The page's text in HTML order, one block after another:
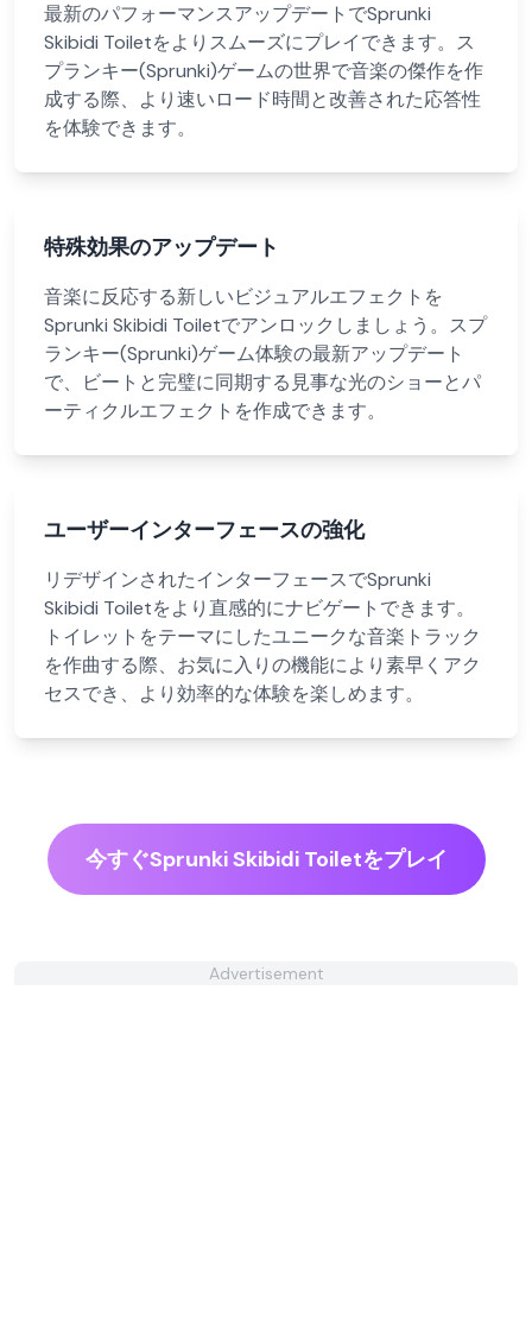
最新のパフォーマンスアップデートでSprunki
Skibidi Toiletをよりスムーズにプレイできます。ス
プランキー(Sprunki)ゲームの世界で音楽の傑作を作
成する際、より速いロード時間と改善された応答性
を体験できます。
特殊効果のアップデート
音楽に反応する新しいビジュアルエフェクトを
Sprunki Skibidi Toiletでアンロックしましょう。スプ
ランキー(Sprunki)ゲーム体験の最新アップデート
で、ビートと完璧に同期する見事な光のショーとパ
ーティクルエフェクトを作成できます。
ユーザーインターフェースの強化
リデザインされたインターフェースでSprunki
Skibidi Toiletをより直感的にナビゲートできます。
トイレットをテーマにしたユニークな音楽トラック
を作曲する際、お気に入りの機能により素早くアク
セスでき、より効率的な体験を楽しめます。
今すぐSprunki Skibidi Toiletをプレイ
Advertisement